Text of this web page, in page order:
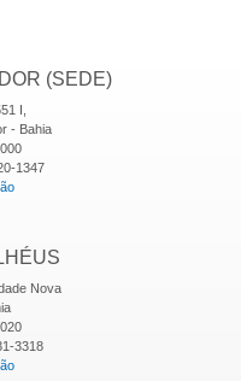
(SEDE)
I,
- Bahia
1347
Nova
3318